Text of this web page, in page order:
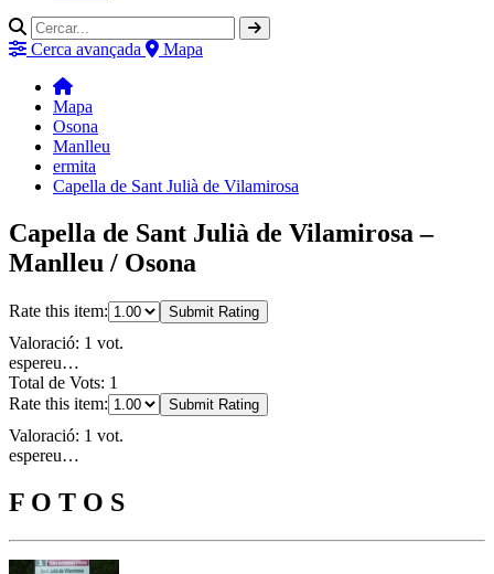
Cerca avançada Mapa
Mapa
Osona
Manlleu
ermita
Capella de Sant Julià de Vilamirosa
Capella de Sant Julià de Vilamirosa –
Manlleu / Osona
Rate this item: Submit Rating
Valoració: 1 vot.
espereu…
Total de Vots: 1
Rate this item:
Submit Rating
Valoració: 1 vot.
espereu…
F O T O S